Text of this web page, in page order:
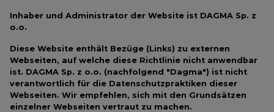
Inhaber und Administrator der Website ist DAGMA Sp. z
o.o.
Diese Website enthält Bezüge (Links) zu externen
Webseiten, auf welche diese Richtlinie nicht anwendbar
ist. DAGMA Sp. z o.o. (nachfolgend "Dagma") ist nicht
verantwortlich für die Datenschutzpraktiken dieser
Webseiten. Wir empfehlen, sich mit den Grundsätzen
einzelner Webseiten vertraut zu machen.